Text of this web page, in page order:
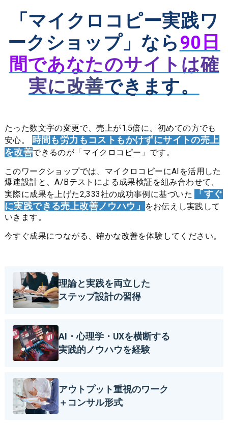
「マイクロコピー実践ワ
ークショップ」なら90日
間であなたのサイトは確
実に改善できます。
たった数文字の変更で、売上が1.5倍に。 初めての方でも
安心。
時間も労力もコストもかけずにサイトの売上
を改善できるのが「マイクロコピー」です。
このワークショップでは、 マイクロコピーにAIを活用した
爆速設計と、A/Bテストによる成果検証を組み合わせて、
実際に成果を上げた2,333社の成功事例に基づいた
「すぐ
に実践できる売上改善ノウハウ」
をお伝えし実践して
いきます。
今すぐ成果につながる、確かな改善を体験してください。
理論と実践を両立した
ステップ設計の習得
AI・心理学・UXを横断する
実践的ノウハウを経験
アウトプット重視のワーク
＋コンサル形式